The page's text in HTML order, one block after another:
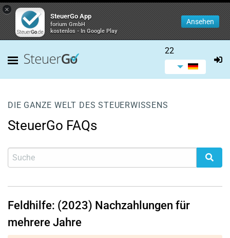
×
SteuerGo App
forium GmbH
kostenlos - In Google Play
Ansehen
22
DIE GANZE WELT DES STEUERWISSENS
SteuerGo FAQs
Feldhilfe: (2023) Nachzahlungen für
mehrere Jahre